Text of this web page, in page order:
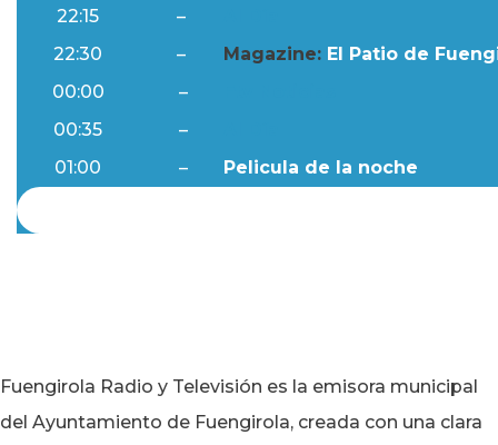
22:15 –
22:30
– Magazine: El Patio de
00:00
–
00:35
–
01:00
– Pelicula de la noche
Fuengirola Radio y Televisión es la emisora municipal
del Ayuntamiento de Fuengirola, creada con una clara